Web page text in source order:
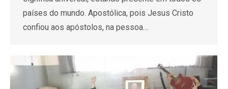
países do mundo. Apostólica, pois Jesus Cristo
confiou aos apóstolos, na pessoa…